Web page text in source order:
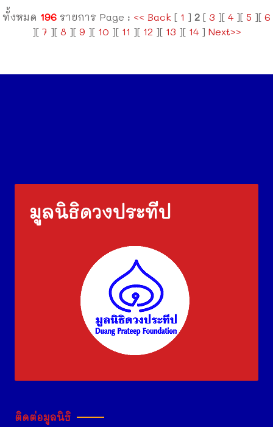
ทั้งหมด 196 รายการ Page : << Back [ 1 ] 2 [ 3 ][ 4 ][ 5 ][ 6
][ 7 ][ 8 ][ 9 ][ 10 ][ 11 ][ 12 ][ 13 ][ 14] Next>>
มูลนิธิดวงประทีป
ติดต่อมูลนิธิ